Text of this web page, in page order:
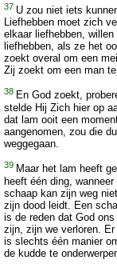
37 U zou niet iets
Liefhebben moet zich
elkaar liefhebben,
liefhebben, als ze het
zoekt overal om een
Zij zoekt om een man
38 En God zoekt,
stelde Hij Zich hier op
dat lam ooit een
aangenomen, zou die
weggegaan.
39 Maar het lam heeft
heeft één ding,
schaap kan zijn weg
zijn dood leidt. Een
is de reden dat God
zijn, zijn we verloren.
is slechts één manier
de kudde te